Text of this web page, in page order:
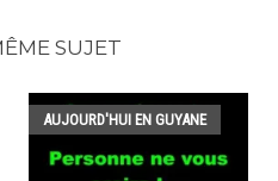
SUJET
AUJOURD'HUI EN GUYANE